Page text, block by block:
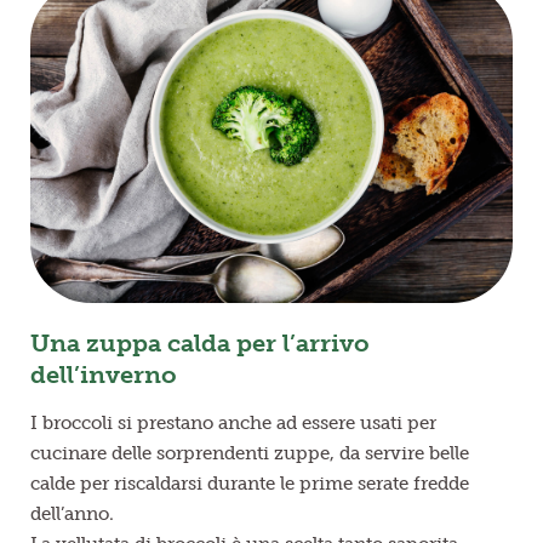
Una zuppa calda per l’arrivo
dell’inverno
I broccoli si prestano anche ad essere usati per
cucinare delle sorprendenti zuppe, da servire belle
calde per riscaldarsi durante le prime serate fredde
dell’anno.